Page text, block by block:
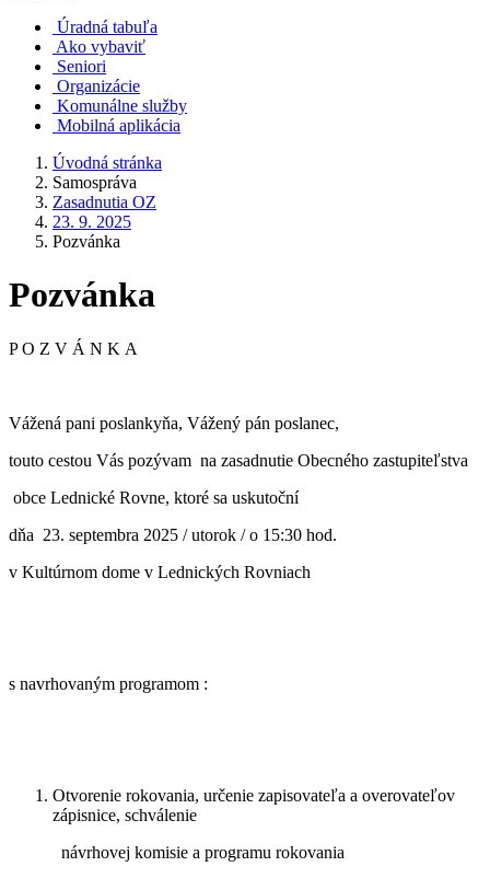
Úradná tabuľa
Ako vybaviť
Seniori
Organizácie
Komunálne služby
Mobilná aplikácia
Úvodná stránka
Samospráva
Zasadnutia OZ
23. 9. 2025
Pozvánka
Pozvánka
P O Z V Á N K A
Vážená pani poslankyňa, Vážený pán poslanec,
touto cestou Vás pozývam na zasadnutie Obecného zastupiteľstva
obce Lednické Rovne, ktoré sa uskutoční
dňa 23. septembra 2025 / utorok / o 15:30 hod.
v Kultúrnom dome v Lednických Rovniach
s navrhovaným programom :
Otvorenie rokovania, určenie zapisovateľa a overovateľov
zápisnice, schválenie
návrhovej komisie a programu rokovania